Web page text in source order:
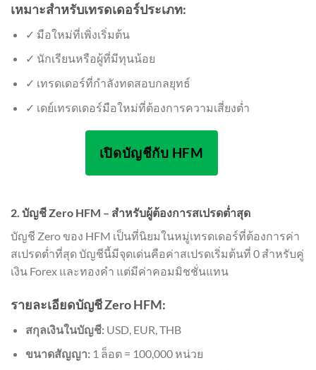
เหมาะสำหรับเทรดเดอร์ประเภท:
✓ มือใหม่ที่เพิ่งเริ่มต้น
✓ นักเรียนหรือผู้ที่มีทุนน้อย
✓ เทรดเดอร์ที่กำลังทดสอบกลยุทธ์
✓ เดย์เทรดเดอร์มือใหม่ที่ต้องการความเสี่ยงต่ำ
เปิดบัญชีกับ HFM
2. บัญชี Zero HFM – สำหรับผู้ต้องการสเปรดต่ำสุด
บัญชี Zero ของ HFM เป็นที่นิยมในหมู่เทรดเดอร์ที่ต้องการค่า
สเปรดต่ำที่สุด บัญชีนี้มีจุดเด่นคือค่าสเปรดเริ่มต้นที่ 0 สำหรับคู่
เงิน Forex และทองคำ แต่มีค่าคอมมิชชั่นแทน
รายละเอียดบัญชี Zero HFM:
สกุลเงินในบัญชี:USD, EUR, THB
ขนาดสัญญา:1 ล็อต = 100,000 หน่วย